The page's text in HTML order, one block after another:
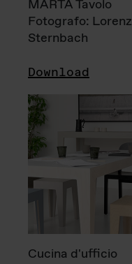
MARTA Tavolo
Fotografo: Lorenz
Sternbach
Download
Cucina d'ufficio